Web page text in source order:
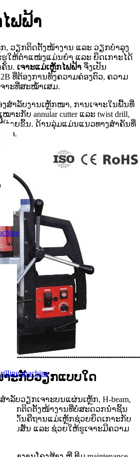
ຟຟ້າ
, ວຽກຕິດຕັ້ງໜ້າງານ ແລະ ວຽກບໍາລຸງ
ຮູໃຫ້ຕຳແໜ່ງແມ່ນຍໍາ ແລະ ຍຶດເກາະໄດ້
ນ. ເຈາະແມ່ເຫຼັກໄຟຟ້າ ຈຶ່ງເປັນ
ທີ່ຕ້ອງການທັງຄວາມຄ່ອງຕົວ, ຄວາມ
າະທີ່ສະໝໍ້າເສມ.
ສໍາລັບງານເຫຼັກໜາ, ການເຈາະໃນພື້ນທີ່
າະກັບ annular cutter ແລະ twist drill,
ງ່າຍຂຶ້ນ. ດ້ານລຸ່ມແມ່ນແນວທາງສຳຄັນທີ່
ໃຈ.
າະກັບວຽກແບບໃດ
າລັບວຽກເຈາະບນແຜ່ນເຫຼັກ, H-beam,
ະ ວຽກຕິດຕັ້ງໜ້າງານທີ່ບໍ່ສະດວກນໍາຊິ້ນ
ຈຸດເດັ່ນຄືຖານແມ່ເຫຼັກຊ່ວຍຍຶດເກາະກັບ
ການສັ່ນ ແລະ ຊ່ວຍໃຫ້ຮູເຈາະມີຄວາມ
machine